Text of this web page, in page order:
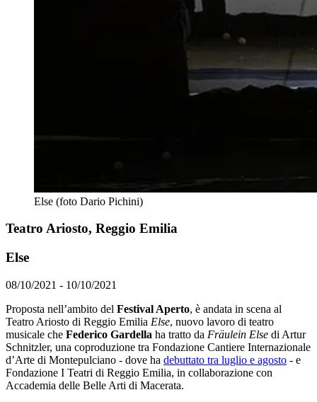
Else (foto Dario Pichini)
Teatro Ariosto, Reggio Emilia
Else
08/10/2021 - 10/10/2021
Proposta nell’ambito del Festival Aperto, è andata in scena al
Teatro Ariosto di Reggio Emilia Else, nuovo lavoro di teatro
musicale che Federico Gardella ha tratto da Fräulein Else di Artur
Schnitzler, una coproduzione tra Fondazione Cantiere Internazionale
d’Arte di Montepulciano - dove ha debuttato tra luglio e agosto - e
Fondazione I Teatri di Reggio Emilia, in collaborazione con
Accademia delle Belle Arti di Macerata.